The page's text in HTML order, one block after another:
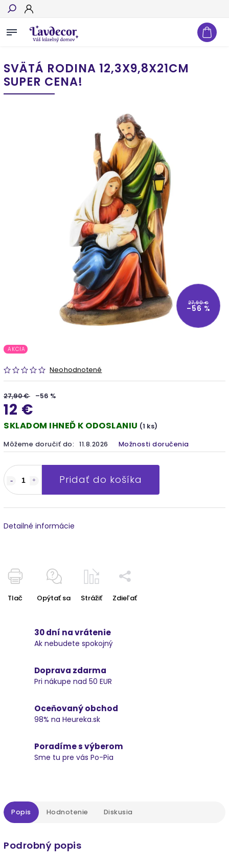
Hľadať
SVÄTÁ RODINA 12,3X9,8X21CM
SUPER CENA!
27,90 €
–56 %
AKCIA
Neohodnotené
27,90 € –56 %
12 €
SKLADOM IHNEĎ K ODOSLANIU (1 ks)
Môžeme doručiť do: 11.8.2026 Možnosti doručenia
Pridať do košíka
Detailné informácie
Tlač Opýtať sa Strážiť Zdieľať
30 dní na vrátenie
Ak nebudete spokojný
Doprava zdarma
Pri nákupe nad 50 EUR
Oceňovaný obchod
98% na Heureka.sk
Poradíme s výberom
Sme tu pre vás Po-Pia
Popis Hodnotenie Diskusia
Podrobný popis